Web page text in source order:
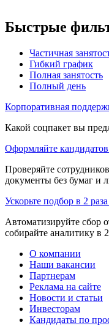
Быстрые
Частичная
Гибкий график
Полная занятость
Полный день
Корпоративная
Какой соцпакет вы
Оформляйте
Проверяйте
документы без бумаг и
Ускорьте подбор в 2
Автоматизируйте сбор
собирайте аналитику в
О компании
Наши вакансии
Партнерам
Реклама на сайте
Новости и статьи
Инвесторам
Кандидаты по